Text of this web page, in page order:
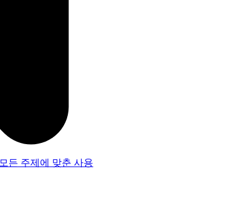
든 주제에 맞춘 사용